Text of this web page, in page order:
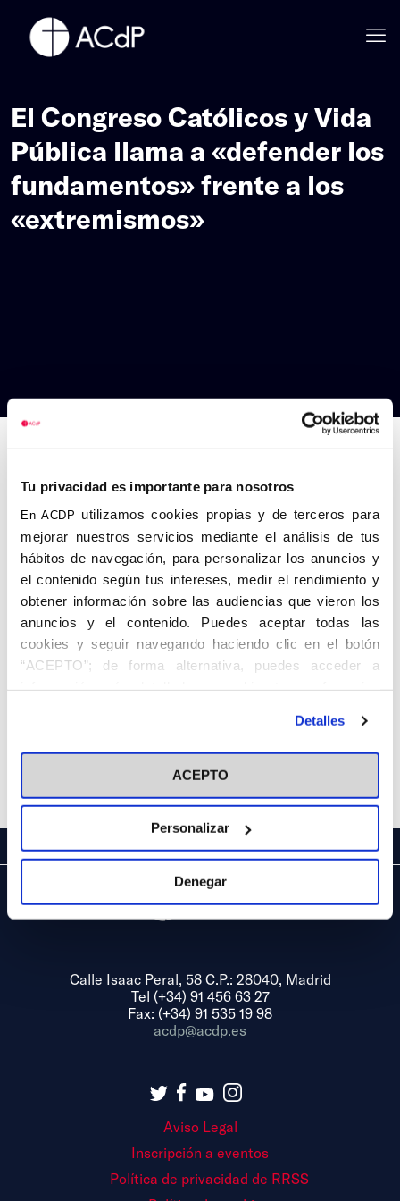
Tu privacidad es importante para nosotros
En ACDP utilizamos cookies propias y de terceros para
mejorar nuestros servicios mediante el análisis de tus
hábitos de navegación, para personalizar los anuncios y
el contenido según tus intereses, medir el rendimiento y
obtener información sobre las audiencias que vieron los
anuncios y el contenido. Puedes aceptar todas las
cookies y seguir navegando haciendo clic en el botón
“ACEPTO”; de forma alternativa, puedes acceder a
información más detallada y cambiar tus preferencias
en el botón "Personalizar". Para más información puedes
visitar nuestra Política de Cookies
Detalles
ACEPTO
Personalizar
Denegar
El Congreso Católicos y Vida
Pública llama a «defender los
fundamentos» frente a los
«extremismos»
Calle Isaac Peral, 58 C.P.: 28040, Madrid
Tel (+34) 91 456 63 27
Fax: (+34) 91 535 19 98
acdp@acdp.es
Aviso Legal
Inscripción a eventos
Política de privacidad de RRSS